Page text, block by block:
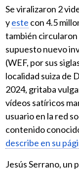
Se viralizaron 2
yeste con 4.5
también circularon
supuesto nuevo
(WEF, por sus
localidad suiza de
2024, gritaba
vídeos satíricos
usuario en la red
contenido
describe en su
Jesús Serrano, un